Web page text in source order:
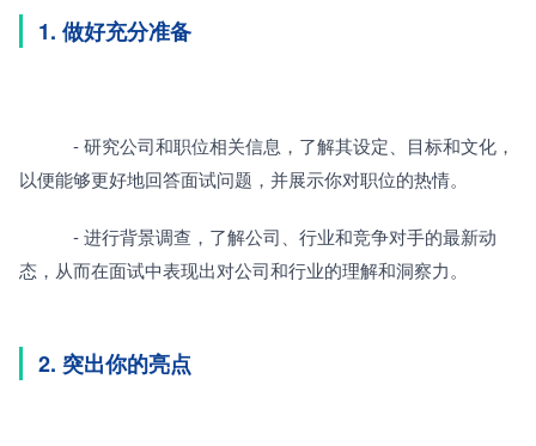
1. 做好充分准备
- 研究公司和职位相关信息，了解其设定、目标和文化，
以便能够更好地回答面试问题，并展示你对职位的热情。
- 进行背景调查，了解公司、行业和竞争对手的最新动
态，从而在面试中表现出对公司和行业的理解和洞察力。
2. 突出你的亮点